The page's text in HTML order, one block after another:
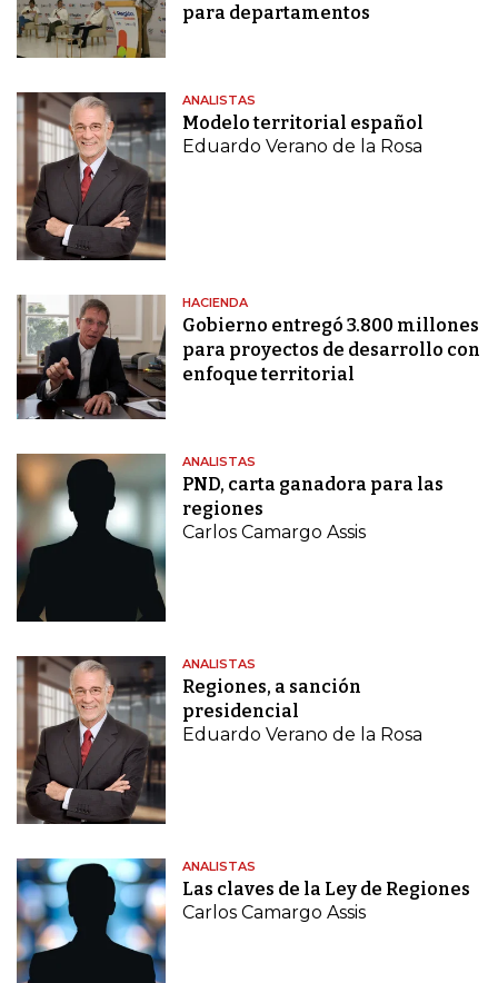
para departamentos
ANALISTAS
Modelo territorial español
Eduardo Verano de la Rosa
HACIENDA
Gobierno entregó 3.800 millones
para proyectos de desarrollo con
enfoque territorial
ANALISTAS
PND, carta ganadora para las
regiones
Carlos Camargo Assis
ANALISTAS
Regiones, a sanción
presidencial
Eduardo Verano de la Rosa
ANALISTAS
Las claves de la Ley de Regiones
Carlos Camargo Assis